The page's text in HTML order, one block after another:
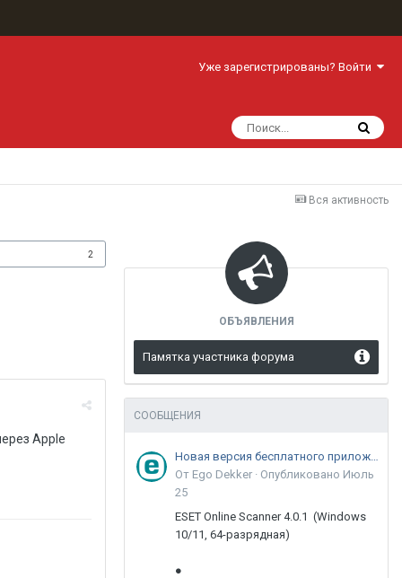
Уже зарегистрированы? Войти
Вся активность
2
Apple
ОБЪЯВЛЕНИЯ
Памятка участника форума
СООБЩЕНИЯ
Новая версия бесплатного приложения ESET Online Scanner доступна пользователям
От Ego Dekker · Опубликовано Июль
25
ESET Online Scanner 4.0.1 (Windows
10/11, 64-разрядная)
●